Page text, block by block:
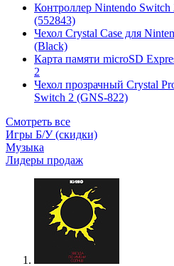
Контроллер Nintendo
(552843)
Чехол Сrystal Сase для
(Black)
Карта памяти microSD
2
Чехол прозрачный Crystal
Switch 2 (GNS-822)
Смотреть все
Игры Б/У (скидки)
Музыка
Лидеры продаж